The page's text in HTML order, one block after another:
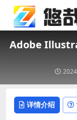
Adobe
详情介绍